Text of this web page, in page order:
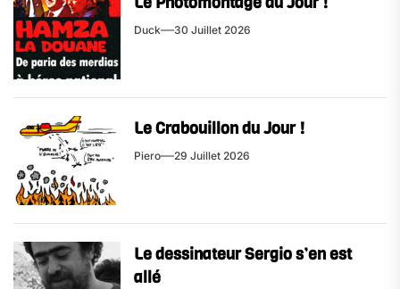
Duck 30 Juillet 2026
Le Crabouillon du Jour !
Piero 29 Juillet 2026
Le dessinateur Sergio s’en est
allé